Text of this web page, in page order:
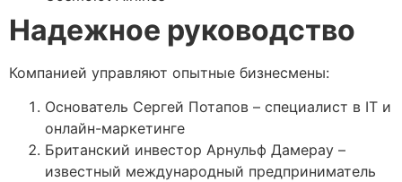
Надежное руководство
Компанией управляют опытные бизнесмены:
Основатель Сергей Потапов – специалист в IT и
онлайн-маркетинге
Британский инвестор Арнульф Дамерау –
известный международный предприниматель